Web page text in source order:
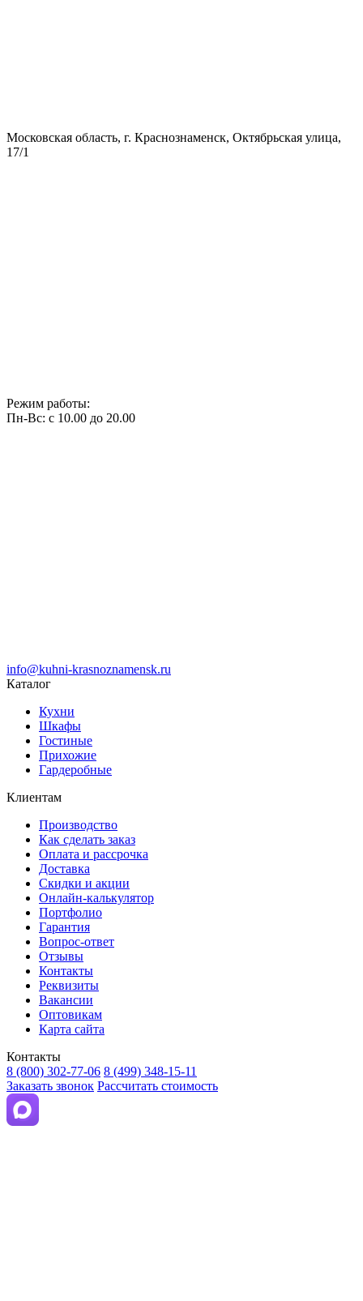
Московская область, г. Краснознаменск, Октябрьская улица,
17/1
Режим работы:
Пн-Вс: с 10.00 до 20.00
info@kuhni-krasnoznamensk.ru
Каталог
Кухни
Шкафы
Гостиные
Прихожие
Гардеробные
Клиентам
Производство
Как сделать заказ
Оплата и рассрочка
Доставка
Скидки и акции
Онлайн-калькулятор
Портфолио
Гарантия
Вопрос-ответ
Отзывы
Контакты
Реквизиты
Вакансии
Оптовикам
Карта сайта
Контакты
8 (800) 302-77-06 8 (499) 348-15-11
Заказать звонок Рассчитать стоимость